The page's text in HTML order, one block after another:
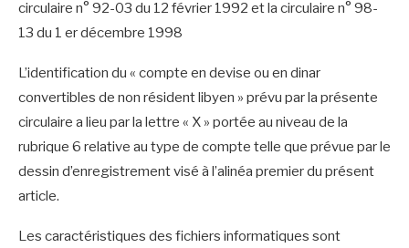
circulaire n° 92-03 du 12 février 1992 et la circulaire n° 98-
13 du 1 er décembre 1998
L’identification du « compte en devise ou en dinar
convertibles de non résident libyen » prévu par la présente
circulaire a lieu par la lettre « X » portée au niveau de la
rubrique 6 relative au type de compte telle que prévue par le
dessin d’enregistrement visé à l’alinéa premier du présent
article.
Les caractéristiques des fichiers informatiques sont